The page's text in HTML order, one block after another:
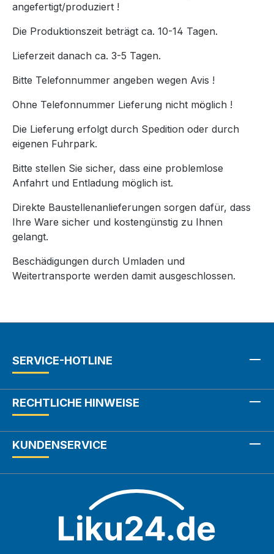
angefertigt/produziert !
Die Produktionszeit beträgt ca. 10-14 Tagen.
Lieferzeit danach ca. 3-5 Tagen.
Bitte Telefonnummer angeben wegen Avis !
Ohne Telefonnummer Lieferung nicht möglich !
Die Lieferung erfolgt durch Spedition oder durch
eigenen Fuhrpark.
Bitte stellen Sie sicher, dass eine problemlose
Anfahrt und Entladung möglich ist.
Direkte Baustellenanlieferungen sorgen dafür, dass
Ihre Ware sicher und kostengünstig zu Ihnen
gelangt.
Beschädigungen durch Umladen und
Weitertransporte werden damit ausgeschlossen.
SERVICE-HOTLINE
RECHTLICHE HINWEISE
KUNDENSERVICE